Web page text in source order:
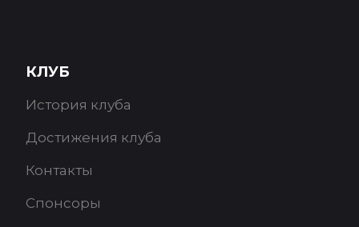
КЛУБ
История клуба
Достижения клуба
Контакты
Спонсоры